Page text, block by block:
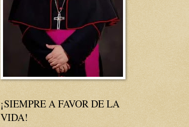
¡SIEMPRE A FAVOR DE LA
VIDA!